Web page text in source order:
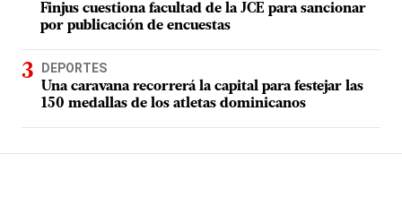
Finjus cuestiona facultad de la JCE para sancionar
por publicación de encuestas
DEPORTES
Una caravana recorrerá la capital para festejar las
150 medallas de los atletas dominicanos